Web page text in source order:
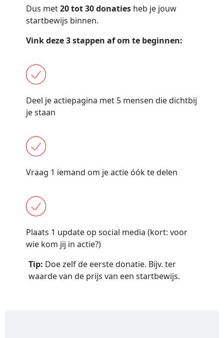
Dus met20 tot 30 donaties heb je jouw
startbewijs binnen.
Vink deze 3 stappen af om te beginnen:
Deel je actiepagina met 5 mensen die dichtbij
je staan
Vraag 1 iemand om je actie óók te delen
Plaats 1 update op social media (kort: voor
wie kom jij in actie?)
Tip: Doe zelf de eerste donatie. Bijv. ter
waarde van de prijs van een startbewijs.